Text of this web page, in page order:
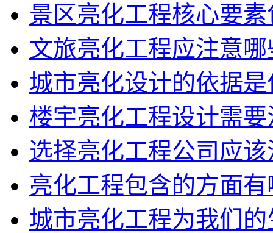
景区亮化工程核心要
文旅亮化工程应注意
城市亮化设计的依据是
楼宇亮化工程设计需
选择亮化工程公司应
亮化工程包含的方面
城市亮化工程为我们